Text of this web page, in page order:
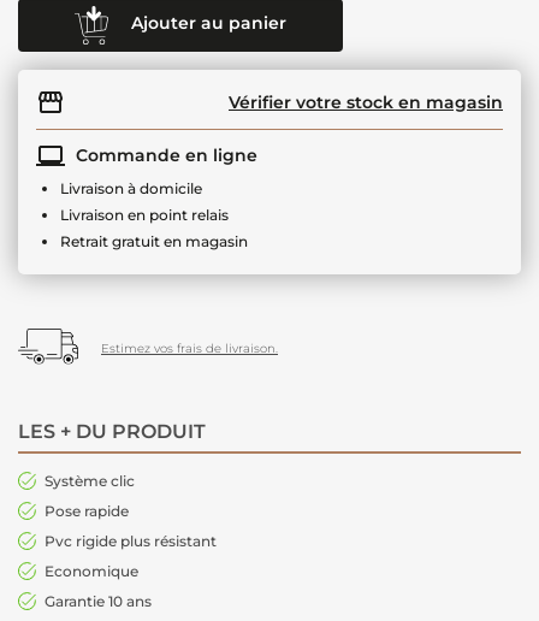
Ajouter au panier
Vérifier votre stock en magasin
Commande en ligne
Livraison à domicile
Livraison en point relais
Retrait gratuit en magasin
Estimez vos frais de livraison.
LES + DU PRODUIT
Système clic
Pose rapide
Pvc rigide plus résistant
Economique
Garantie 10 ans